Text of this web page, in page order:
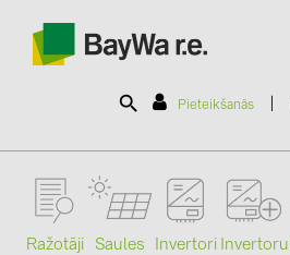
Pieteikšanās
SOLAR-PLANIT
Ražotāji
Saules
Invertori Invertoru